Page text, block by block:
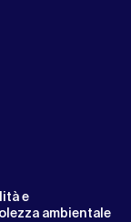
e
ambientale